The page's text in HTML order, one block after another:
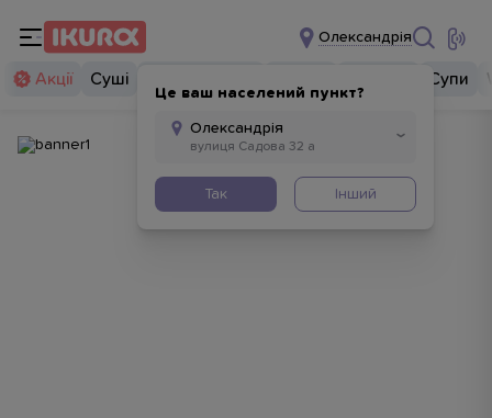
Олександрія
Це ваш населений пункт?
Так Інший
Акції Суші Супи